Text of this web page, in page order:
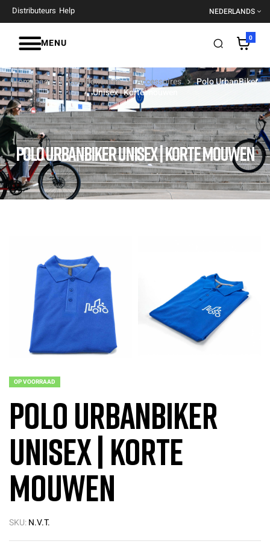
Distributeurs Help NEDERLANDS
MENU 0
POLO URBANBIKER UNISEX | KORTE MOUWEN
Homepage Componenten Accessoires
Polo UrbanBiker
Unisex | Korte mouwen
OP VOORRAAD
Polo UrbanBiker
Unisex | Korte
mouwen
SKU:N.V.T.